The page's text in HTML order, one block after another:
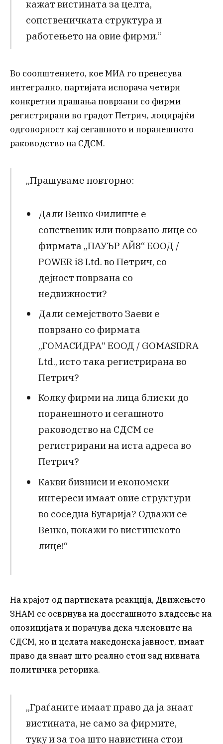
кажат вистината за целта,
сопственичката структура и
работењето на овие фирми.“
Во соопштението, кое МИА го пренесува
интегрално, партијата испорача четири
конкретни прашања поврзани со фирми
регистрирани во градот Петрич, лоцирајќи
одговорност кај сегашното и поранешното
раководство на СДСМ.
„Прашуваме повторно:
Дали Венко Филипче е
сопственик или поврзано лице со
фирмата „ПАУЪР АЙ8“ ЕООД /
POWER i8 Ltd. во Петрич, со
дејност поврзана со
недвижности?
Дали семејството Заеви е
поврзано со фирмата
„ГОМАСИДРА“ ЕООД / GOMASIDRA
Ltd., исто така регистрирана во
Петрич?
Колку фирми на лица блиски до
поранешното и сегашното
раководство на СДСМ се
регистрирани на иста адреса во
Петрич?
Какви бизниси и економски
интереси имаат овие структури
во соседна Бугарија? Одважи се
Венко, покажи го вистинското
лице!“
На крајот од партиската реакција, Движењето
ЗНАМ се осврнува на досегашното владеење на
опозицијата и порачува дека членовите на
СДСМ, но и целата македонска јавност, имаат
право да знаат што реално стои зад нивната
политичка реторика.
„Граѓаните имаат право да ја знаат
вистината, не само за фирмите,
туку и за тоа што навистина стои